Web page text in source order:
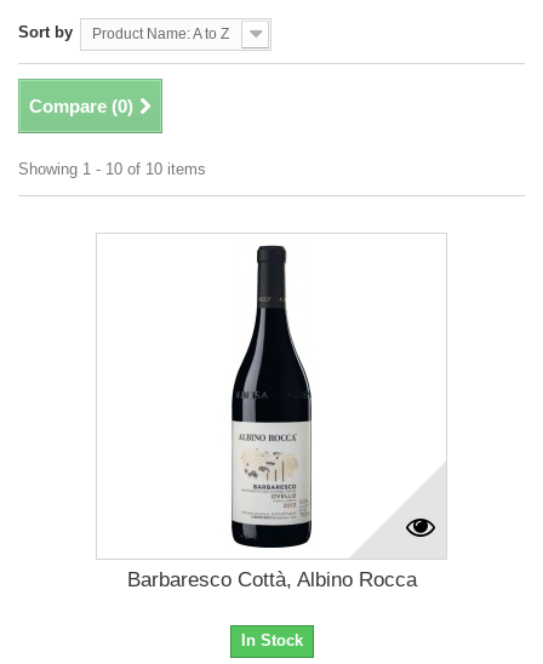
Sort by Product Name: A to Z
Compare (0)
Showing 1 - 10 of 10 items
Barbaresco Cottà, Albino Rocca
In Stock